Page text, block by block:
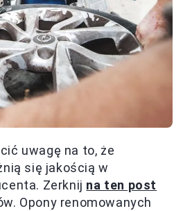
uwagę na to, że
się jakością w
Zerknij na ten post
Opony renomowanych